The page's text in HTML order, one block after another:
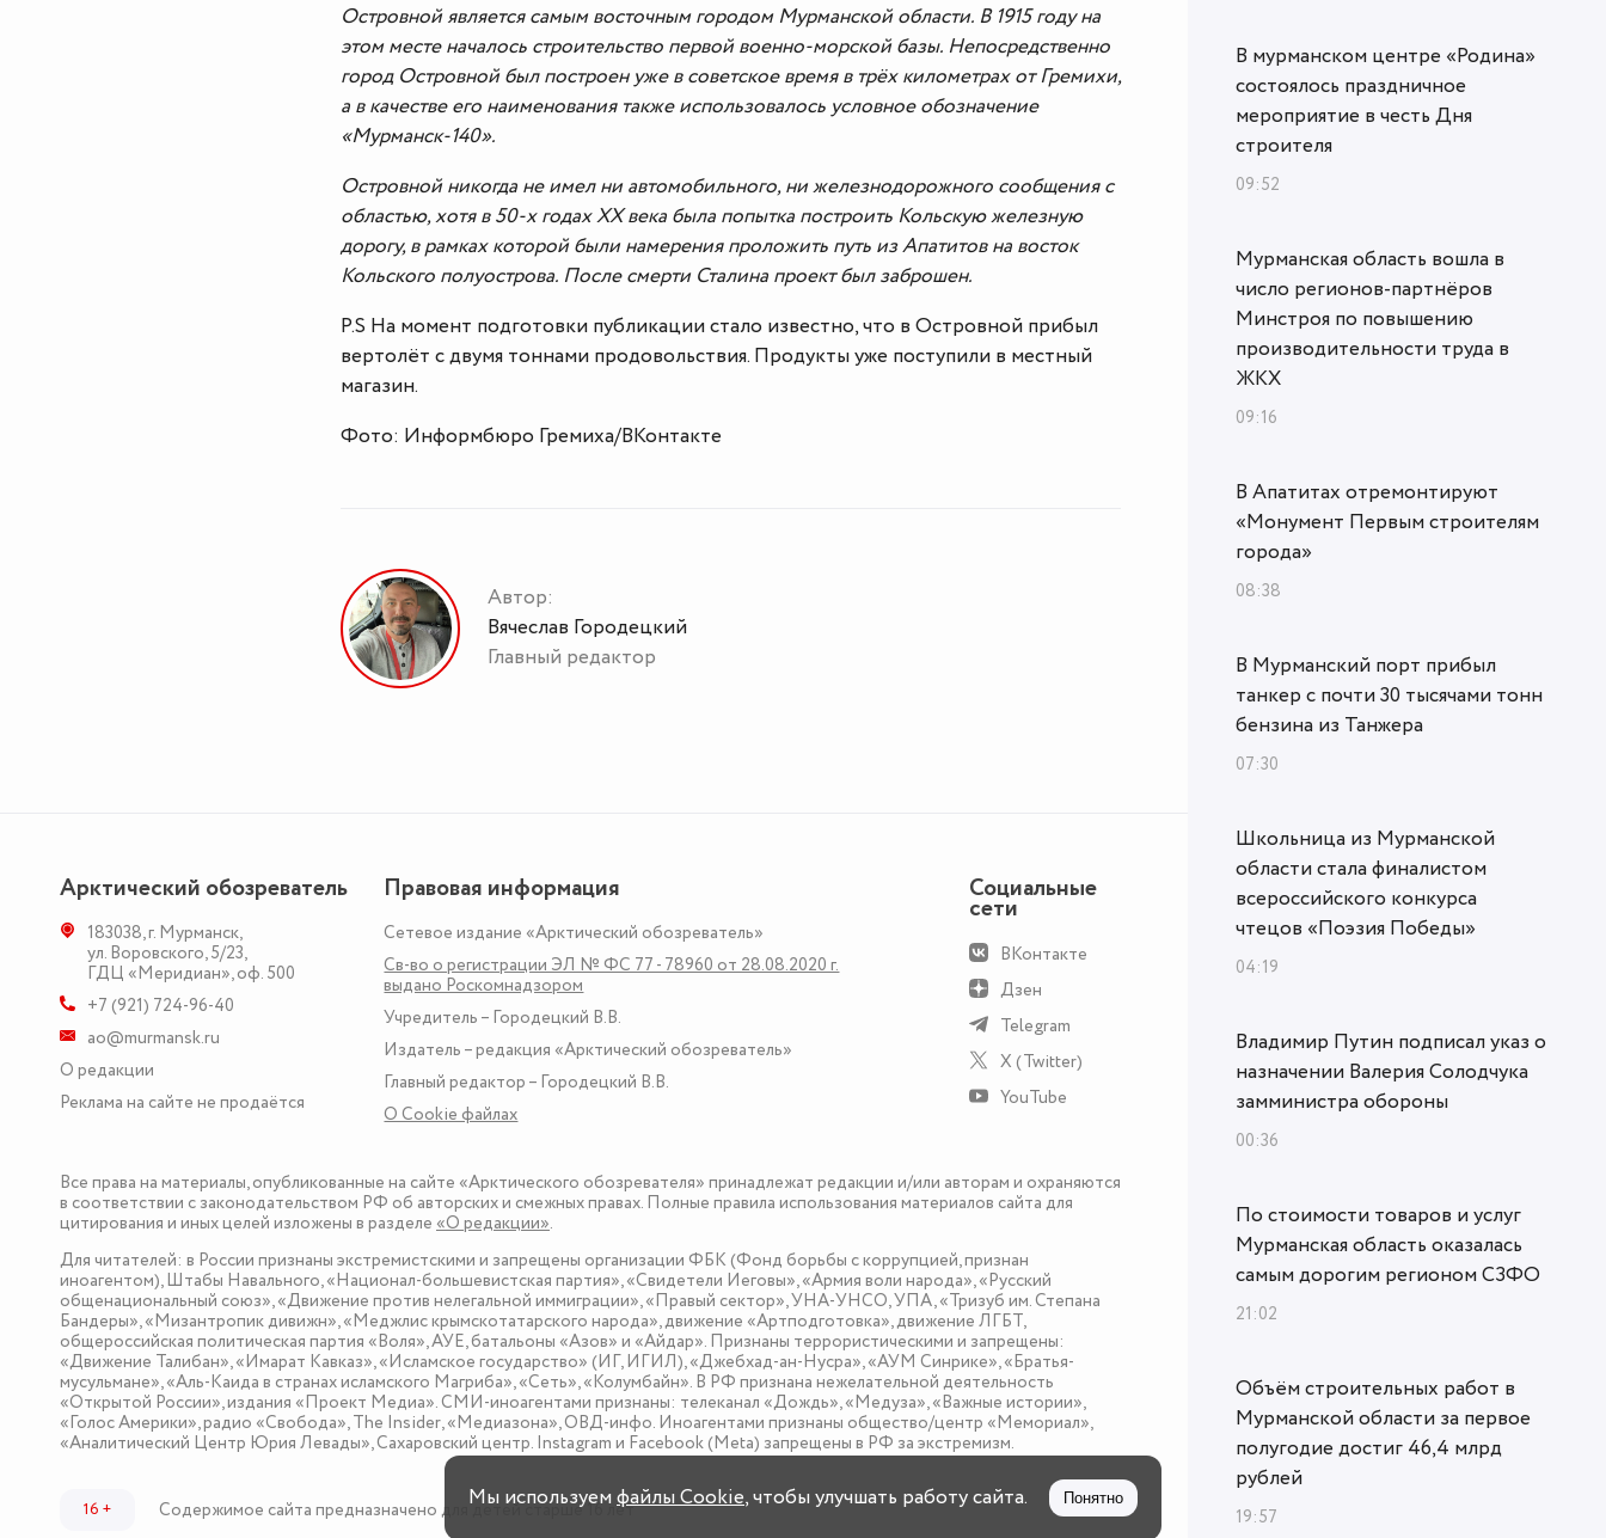
Островной является самым восточным городом Мурманской области. В 1915 году на
этом месте началось строительство первой военно-морской базы. Непосредственно
город Островной был построен уже в советское время в трёх километрах от Гремихи,
а в качестве его наименования также использовалось условное обозначение
«Мурманск-140».
Островной никогда не имел ни автомобильного, ни железнодорожного сообщения с
областью, хотя в 50-х годах ХХ века была попытка построить Кольскую железную
дорогу, в рамках которой были намерения проложить путь из Апатитов на восток
Кольского полуострова. После смерти Сталина проект был заброшен.
P.S На момент подготовки публикации стало известно, что в Островной прибыл
вертолёт с двумя тоннами продовольствия. Продукты уже поступили в местный
магазин.
Фото: Информбюро Гремиха/ВКонтакте
Автор:
Вячеслав Городецкий
Главный редактор
Арктический обозреватель
183038,г. Мурманск,
ул. Воровского, 5/23,
ГДЦ «Меридиан», оф. 500
+7 (921) 724-96-40
ao@murmansk.ru
О редакции
Реклама на сайте не продаётся
Правовая информация
Сетевое издание «Арктический обозреватель»
Св-во о регистрации ЭЛ № ФС 77 - 78960 от 28.08.2020 г.
выдано Роскомнадзором
Учредитель – Городецкий В.В.
Издатель – редакция «Арктический обозреватель»
Главный редактор – Городецкий В.В.
О Сookie файлах
Социальные
сети
ВКонтакте
Дзен
Telegram
X (Twitter)
YouTube
Все права на материалы, опубликованные на сайте «Арктического обозревателя» принадлежат редакции и/или авторам и охраняются
в соответствии с законодательством РФ об авторских и смежных правах. Полные правила использования материалов сайта для
цитирования и иных целей изложены в разделе «О редакции».
Для читателей: в России признаны экстремистскими и запрещены организации ФБК (Фонд борьбы с коррупцией, признан
иноагентом), Штабы Навального, «Национал-большевистская партия», «Свидетели Иеговы», «Армия воли народа», «Русский
общенациональный союз», «Движение против нелегальной иммиграции», «Правый сектор», УНА-УНСО, УПА, «Тризуб им. Степана
Бандеры», «Мизантропик дивижн», «Меджлис крымскотатарского народа», движение «Артподготовка», движение ЛГБТ,
общероссийская политическая партия «Воля», АУЕ, батальоны «Азов» и «Айдар». Признаны террористическими и запрещены:
«Движение Талибан», «Имарат Кавказ», «Исламское государство» (ИГ, ИГИЛ), «Джебхад-ан-Нусра», «АУМ Синрике», «Братья-
мусульмане», «Аль-Каида в странах исламского Магриба», «Сеть», «Колумбайн». В РФ признана нежелательной деятельность
«Открытой России», издания «Проект Медиа». СМИ-иноагентами признаны: телеканал «Дождь», «Медуза», «Важные истории»,
«Голос Америки», радио «Свобода», The Insider, «Медиазона», ОВД-инфо. Иноагентами признаны общество/центр «Мемориал»,
«Аналитический Центр Юрия Левады», Сахаровский центр. Instagram и Facebook (Metа) запрещены в РФ за экстремизм.
16 + Содержимое сайта предназначено для детей старше 16 лет
В мурманском центре «Родина»
состоялось праздничное
мероприятие в честь Дня
строителя
09:52
Мурманская область вошла в
число регионов-партнёров
Минстроя по повышению
производительности труда в
ЖКХ
09:16
В Апатитах отремонтируют
«Монумент Первым строителям
города»
08:38
В Мурманский порт прибыл
танкер с почти 30 тысячами тонн
бензина из Танжера
07:30
Школьница из Мурманской
области стала финалистом
всероссийского конкурса
чтецов «Поэзия Победы»
04:19
Владимир Путин подписал указ о
назначении Валерия Солодчука
замминистра обороны
00:36
По стоимости товаров и услуг
Мурманская область оказалась
самым дорогим регионом СЗФО
21:02
Объём строительных работ в
Мурманской области за первое
полугодие достиг 46,4 млрд
рублей
19:57
Мы используем файлы Cookie, чтобы улучшать работу сайта. Понятно